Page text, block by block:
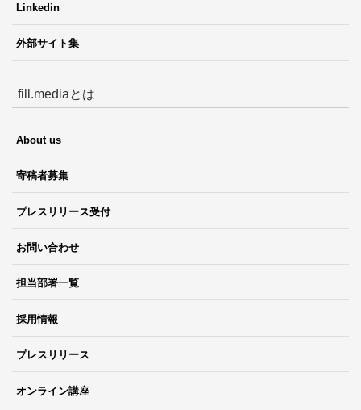
Linkedin
外部サイト集
fill.mediaとは
About us
寄稿者募集
プレスリリース受付
お問い合わせ
担当部署一覧
採用情報
プレスリリース
オンライン講座